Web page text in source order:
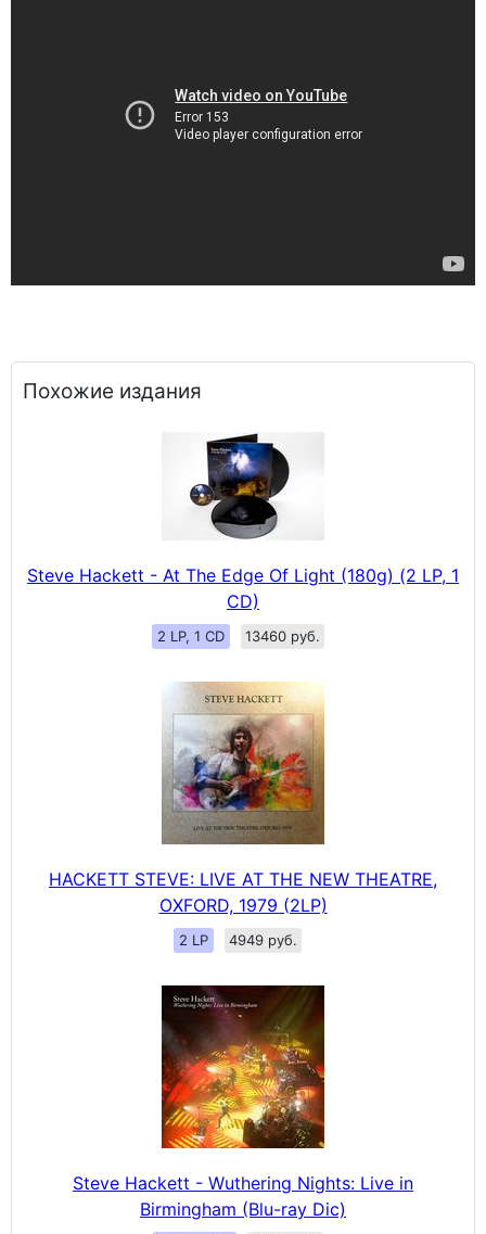
Похожие издания
Steve Hackett - At The Edge Of Light (180g) (2 LP, 1
CD)
2 LP, 1 CD 13460 руб.
HACKETT STEVE: LIVE AT THE NEW THEATRE,
OXFORD, 1979 (2LP)
2 LP 4949 руб.
Steve Hackett - Wuthering Nights: Live in
Birmingham (Blu-ray Dic)